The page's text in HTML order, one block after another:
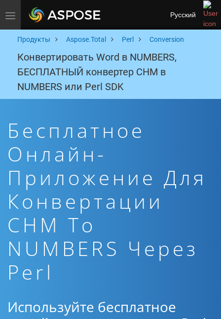
Toggle navigation Русский
Продукты Aspose.Total Perl Conversion
Конвертировать Word в NUMBERS,
БЕСПЛАТНЫЙ конвертер CHM в
NUMBERS или Perl SDK
Бесплатное
Онлайн-
Приложение Для
Конвертации
CHM To
NUMBERS Через
Perl
Используйте бесплатное